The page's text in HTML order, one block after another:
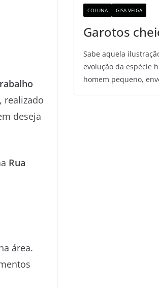
, realizado
deseja
Rua
área.
COLUNA GISA VEIGA
Garotos
Sabe aquela
evolução da espécie
homem pequeno,